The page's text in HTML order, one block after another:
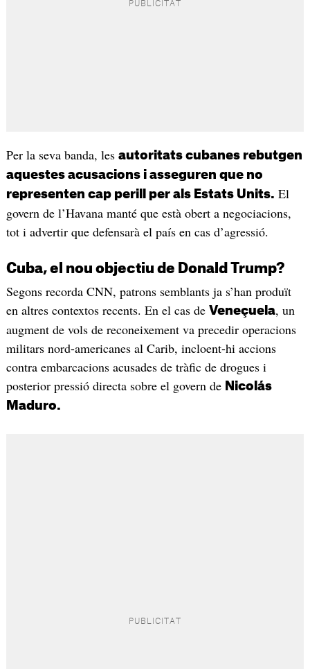
Per la seva banda, les autoritats cubanes rebutgen
aquestes acusacions i asseguren que no
representen cap perill per als Estats Units. El
govern de l’Havana manté que està obert a negociacions,
tot i advertir que defensarà el país en cas d’agressió.
Cuba, el nou objectiu de Donald Trump?
Segons recorda CNN, patrons semblants ja s’han produït
en altres contextos recents. En el cas de Veneçuela, un
augment de vols de reconeixement va precedir operacions
militars nord-americanes al Carib, incloent-hi accions
contra embarcacions acusades de tràfic de drogues i
posterior pressió directa sobre el govern de Nicolás
Maduro.